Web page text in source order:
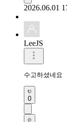
2026.06.01
LeeJS
수고하셨네요
0